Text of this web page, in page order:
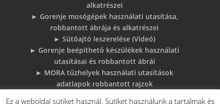
alkatrészei
► Gorenje mosógépek használati utasítása,
robbantott ábrája és alkatrészei
► Sütőajtó leszerelése (Videó)
► Gorenje beépíthető készülékek használati
utasításai és robbantott ábrái
► MORA tűzhelyek használati utasítások
adatlapok robbantott rajzok
Ez a weboldal sütiket használ. Sütiket használunk a tartalmak és